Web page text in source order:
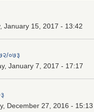
January 15, 2017 - 13:42
०७३
January 7, 2017 - 17:17
December 27, 2016 - 15:13